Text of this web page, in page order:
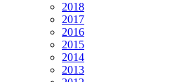
2018
2017
2016
2015
2014
2013